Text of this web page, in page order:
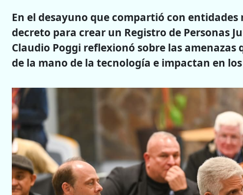
En el desayuno que compartió con
decreto para crear un Registro de Personas
Claudio Poggi reflexionó sobre las amenazas
de la mano de la tecnología e impactan en